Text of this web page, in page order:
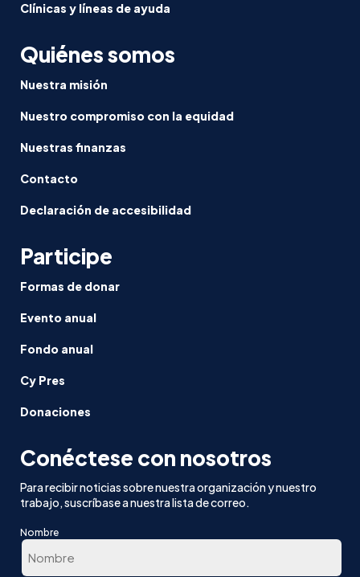
Clínicas y líneas de ayuda
Quiénes somos
Nuestra misión
Nuestro compromiso con la equidad
Nuestras finanzas
Contacto
Declaración de accesibilidad
Participe
Formas de donar
Evento anual
Fondo anual
Cy Pres
Donaciones
Conéctese con nosotros
Para recibir noticias sobre nuestra organización y nuestro
trabajo, suscríbase a nuestra lista de correo.
Nombre